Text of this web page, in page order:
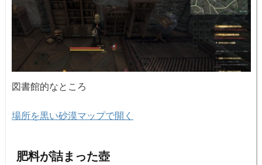
図書館的なところ
場所を黒い砂漠マップで開く
肥料が詰まった壺